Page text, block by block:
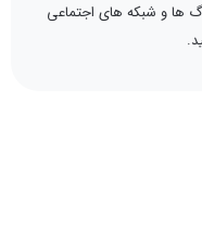
ها و شبکه های اجتماعی